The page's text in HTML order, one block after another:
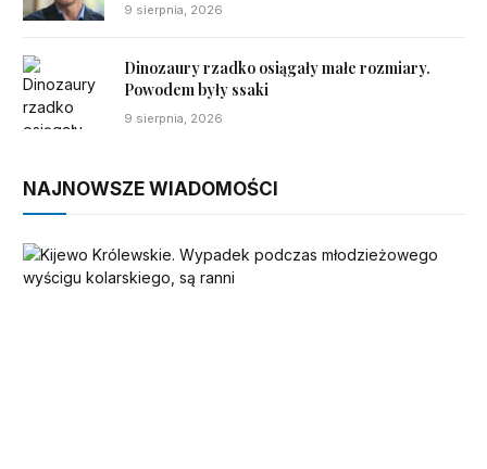
9 sierpnia, 2026
Dinozaury rzadko osiągały małe rozmiary.
Powodem były ssaki
9 sierpnia, 2026
NAJNOWSZE WIADOMOŚCI